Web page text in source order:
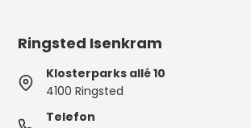
Ringsted Isenkram
Klosterparks allé 10
4100 Ringsted
Telefon